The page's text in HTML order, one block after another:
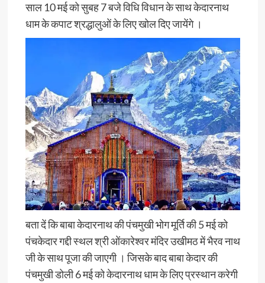
साल 10 मई को सुबह 7 बजे विधि विधान के साथ केदारनाथ
धाम के कपाट श्रद्धालुओं के लिए खोल दिए जायेंगे ।
बता दें कि बाबा केदारनाथ की पंचमुखी भोग मूर्ति की 5 मई को
पंचकेदार गद्दी स्थल श्री ओंकारेश्वर मंदिर उखीमठ में भैरव नाथ
जी के साथ पूजा की जाएगी । जिसके बाद बाबा केदार की
पंचमुखी डोली 6 मई को केदारनाथ धाम के लिए प्रस्थान करेगी